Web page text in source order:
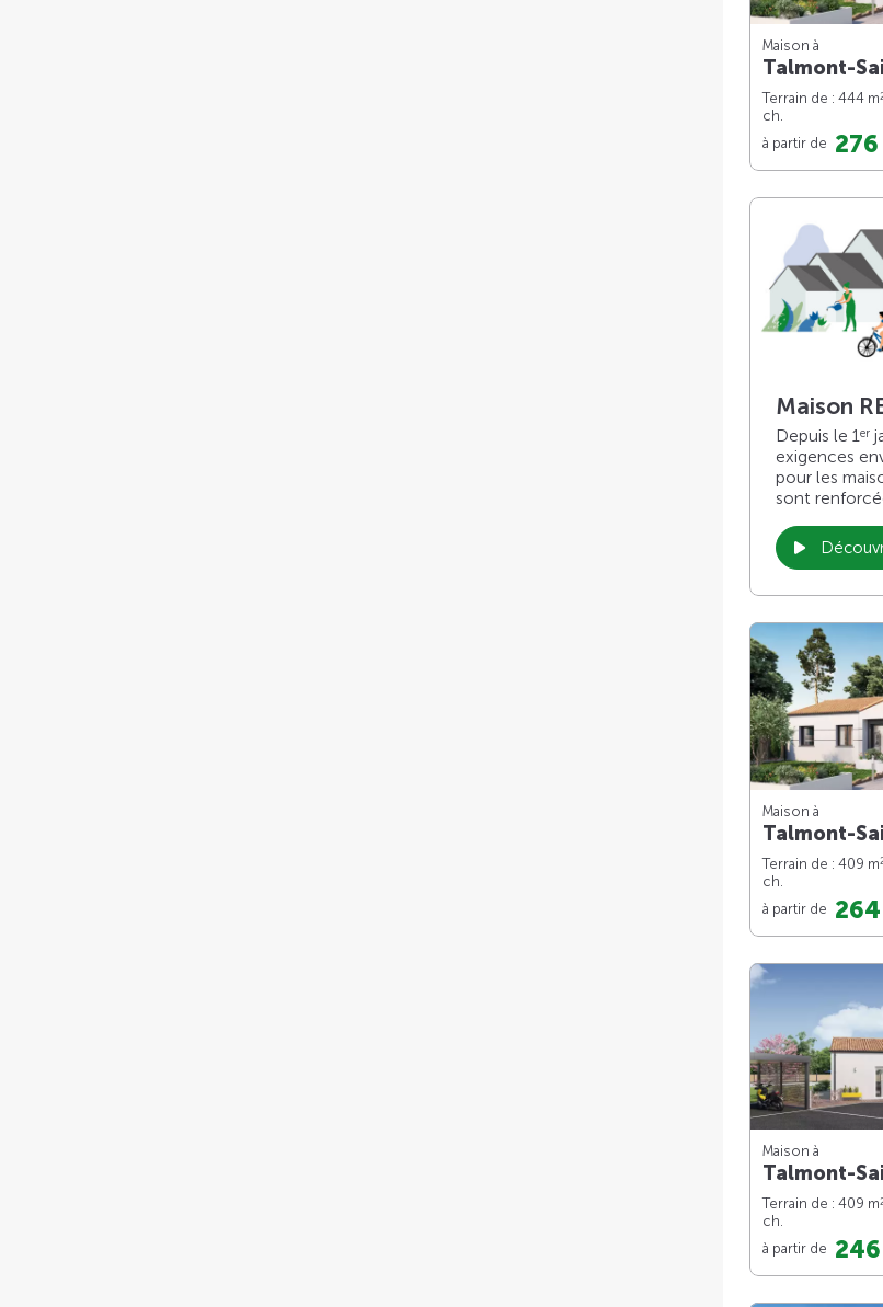
Maison à
Talmont-
Terrain de : 444 m
ch.
à partir de
Maison
Depuis le 1 er
exigences
pour les
sont
Maison à
Talmont-
Terrain de : 409 m
ch.
à partir de
Maison à
Talmont-
Terrain de : 409 m
ch.
à partir de